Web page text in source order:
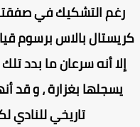
إلا أنه سرعان ما بدد
تاريخي للنادي